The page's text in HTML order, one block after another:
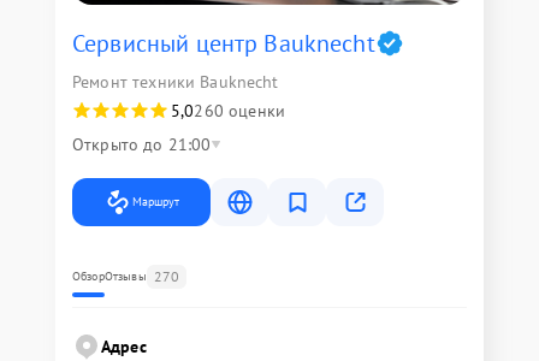
Сервисный центр Bauknecht
Ремонт техники Bauknecht
5,0260 оценки
Открыто до 21:00
Маршрут
ОбзорОтзывы 270
Адрес